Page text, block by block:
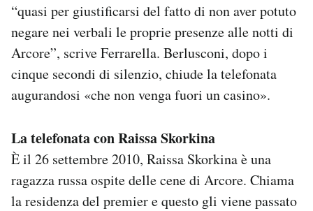
“quasi per giustificarsi del fatto di non aver potuto
negare nei verbali le proprie presenze alle notti di
Arcore”, scrive Ferrarella. Berlusconi, dopo i
cinque secondi di silenzio, chiude la telefonata
augurandosi «che non venga fuori un casino».
La telefonata con Raissa Skorkina
È il 26 settembre 2010, Raissa Skorkina è una
ragazza russa ospite delle cene di Arcore. Chiama
la residenza del premier e questo gli viene passato